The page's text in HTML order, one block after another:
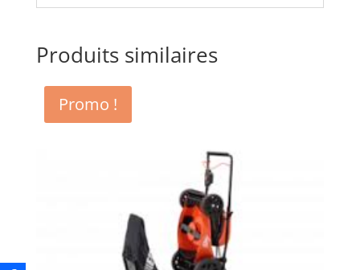
Produits similaires
Promo !